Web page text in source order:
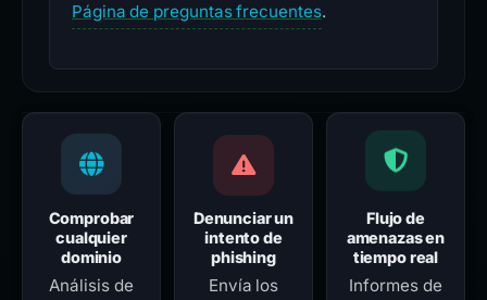
Página de preguntas frecuentes.
Comprobar
cualquier
dominio
Análisis de
Denunciar un
intento de
phishing
Envía los
Flujo de
amenazas en
tiempo real
Informes de